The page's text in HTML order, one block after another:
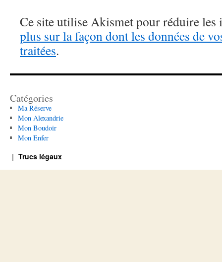
Ce site utilise Akismet pour réduire les
plus sur la façon dont les données de
traitées.
Catégories
Ma Réserve
Mon Alexandrie
Mon Boudoir
Mon Enfer
Trucs légaux